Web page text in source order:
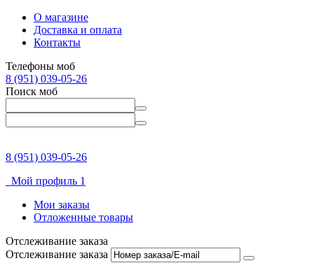
О магазине
Доставка и оплата
Контакты
Телефоны моб
8 (951) 039-05-26
Поиск моб
8 (951) 039-05-26
Мой профиль 1
Мои заказы
Отложенные товары
Отслеживание заказа
Отслеживание заказа